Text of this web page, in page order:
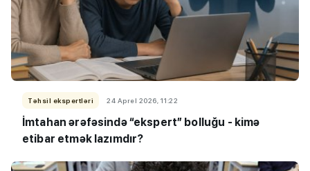
Təhsil ekspertləri 24 Aprel 2026, 11:22
İmtahan ərəfəsində “ekspert” bolluğu - kimə
etibar etmək lazımdır?